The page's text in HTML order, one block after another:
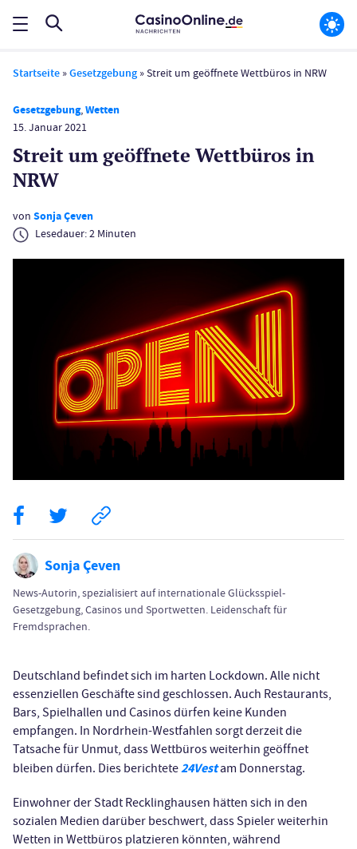
Startseite »Gesetzgebung »Streit um geöffnete Wettbüros in NRW
Gesetzgebung,Wetten
15. Januar 2021
Streit um geöffnete Wettbüros in
NRW
von Sonja Çeven
Lesedauer:2 Minuten
Sonja Çeven
News-Autorin, spezialisiert auf internationale Glücksspiel-
Gesetzgebung, Casinos und Sportwetten. Leidenschaft für
Fremdsprachen.
Deutschland befindet sich im harten Lockdown. Alle nicht
essenziellen Geschäfte sind geschlossen. Auch Restaurants,
Bars, Spielhallen und Casinos dürfen keine Kunden
empfangen. In Nordrhein-Westfahlen sorgt derzeit die
Tatsache für Unmut, dass Wettbüros weiterhin geöffnet
bleiben dürfen. Dies berichtete24Vestam Donnerstag.
Einwohner der Stadt Recklinghausen hätten sich in den
sozialen Medien darüber beschwert, dass Spieler weiterhin
Wetten in Wettbüros platzieren könnten, während